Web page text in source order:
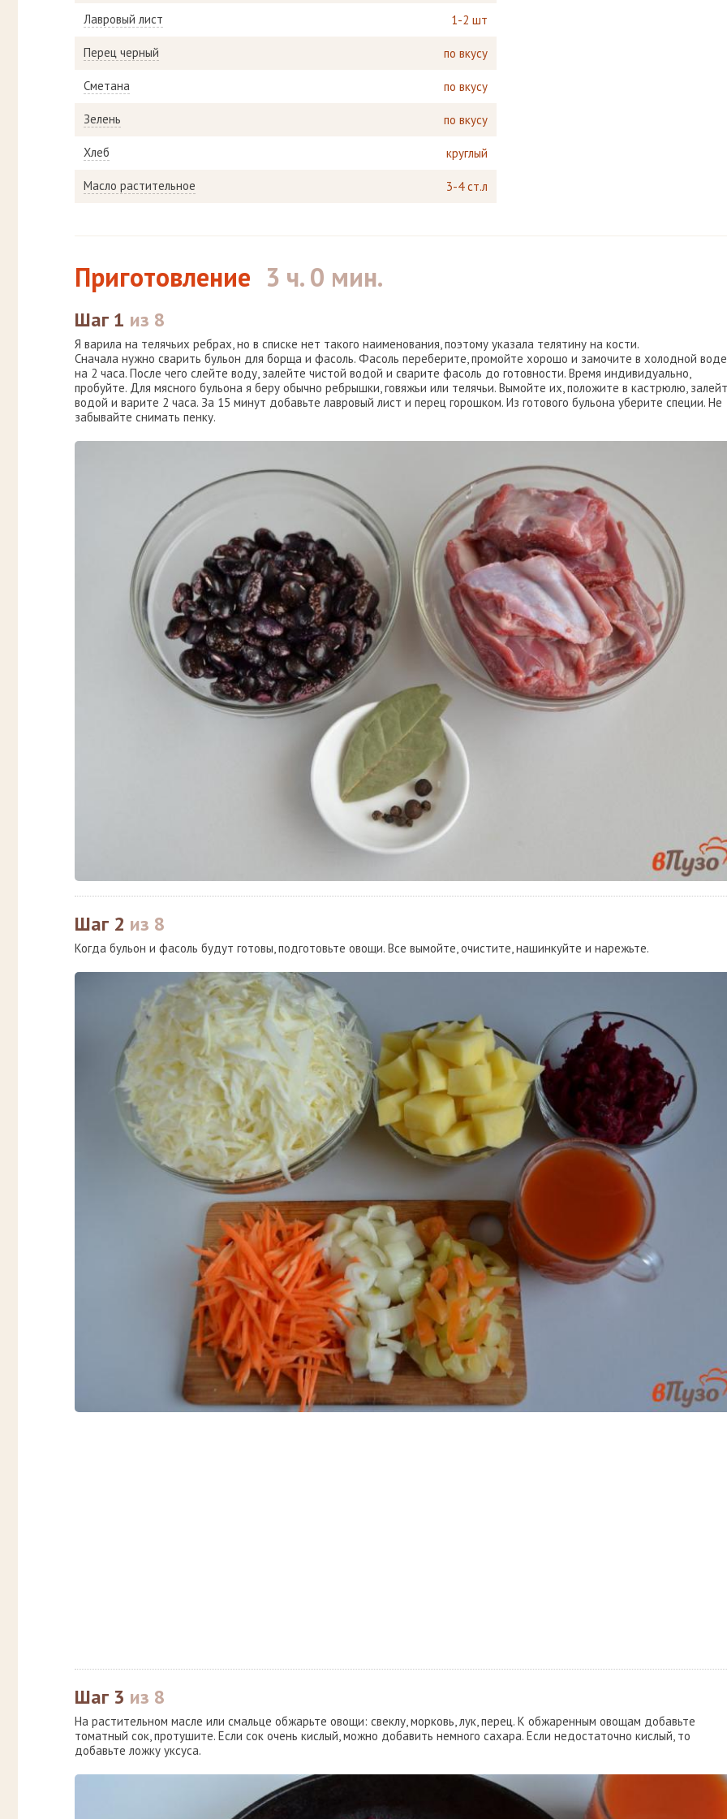
Лавровый лист 1-2 шт
Перец черный по вкусу
Сметана по вкусу
Зелень по вкусу
Хлеб круглый
Масло растительное 3-4 ст.л
Приготовление 3 ч. 0 мин.
Шаг 1 из 8
Я варила на телячьих ребрах, но в списке нет такого наименования, поэтому указала телятину на кости.
Сначала нужно сварить бульон для борща и фасоль. Фасоль переберите, промойте хорошо и замочите в холодной воде
на 2 часа. После чего слейте воду, залейте чистой водой и сварите фасоль до готовности. Время индивидуально,
пробуйте. Для мясного бульона я беру обычно ребрышки, говяжьи или телячьи. Вымойте их, положите в кастрюлю,
водой и варите 2 часа. За 15 минут добавьте лавровый лист и перец горошком. Из готового бульона уберите специи. Не
забывайте снимать пенку.
Шаг 2 из 8
Когда бульон и фасоль будут готовы, подготовьте овощи. Все вымойте, очистите, нашинкуйте и нарежьте.
Шаг 3 из 8
На растительном масле или смальце обжарьте овощи: свеклу, морковь, лук, перец. К обжаренным овощам добавьте
томатный сок, протушите. Если сок очень кислый, можно добавить немного сахара. Если недостаточно кислый, то
добавьте ложку уксуса.